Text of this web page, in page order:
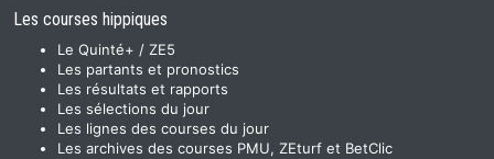
Les courses hippiques
Le Quinté+ / ZE5
Les partants et pronostics
Les résultats et rapports
Les sélections du jour
Les lignes des courses du jour
Les archives des courses PMU, ZEturf et BetClic